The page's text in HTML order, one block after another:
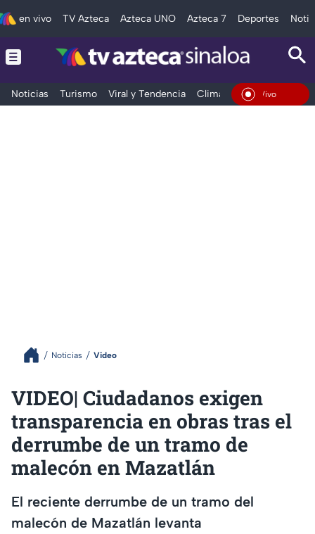
en vivo TV Azteca Azteca UNO Azteca 7 Deportes
Noticias Turismo Viral y Tendencia Clima Deportes
En Vivo
Noticias Video
VIDEO| Ciudadanos exigen
transparencia en obras tras el
derrumbe de un tramo de
malecón en Mazatlán
El reciente derrumbe de un tramo del
malecón de Mazatlán levanta